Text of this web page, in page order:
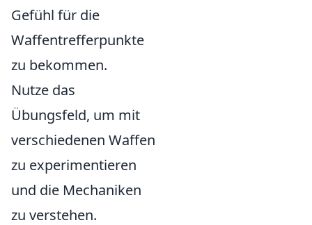
Gefühl für die
Waffentrefferpunkte
zu bekommen.
Nutze das
Übungsfeld, um mit
verschiedenen Waffen
zu experimentieren
und die Mechaniken
zu verstehen.